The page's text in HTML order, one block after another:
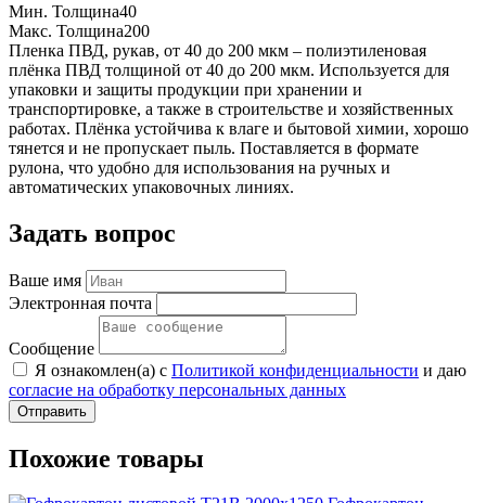
Мин. Толщина40
Макс. Толщина200
Пленка ПВД, рукав, от 40 до 200 мкм – полиэтиленовая
плёнка ПВД толщиной от 40 до 200 мкм. Используется для
упаковки и защиты продукции при хранении и
транспортировке, а также в строительстве и хозяйственных
работах. Плёнка устойчива к влаге и бытовой химии, хорошо
тянется и не пропускает пыль. Поставляется в формате
рулона, что удобно для использования на ручных и
автоматических упаковочных линиях.
Задать вопрос
Ваше имя
Электронная почта
Сообщение
Я ознакомлен(а) с Политикой конфиденциальности и даю
согласие на обработку персональных данных
Отправить
Похожие товары